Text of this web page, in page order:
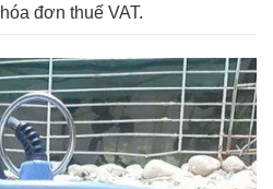
đơn thuế VAT.